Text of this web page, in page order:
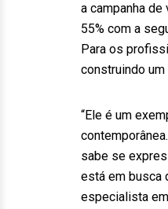
a campanha
55% com a
Para os
construindo
“Ele é um
sabe se
está em busca
especialista